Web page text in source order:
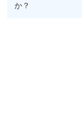
か？